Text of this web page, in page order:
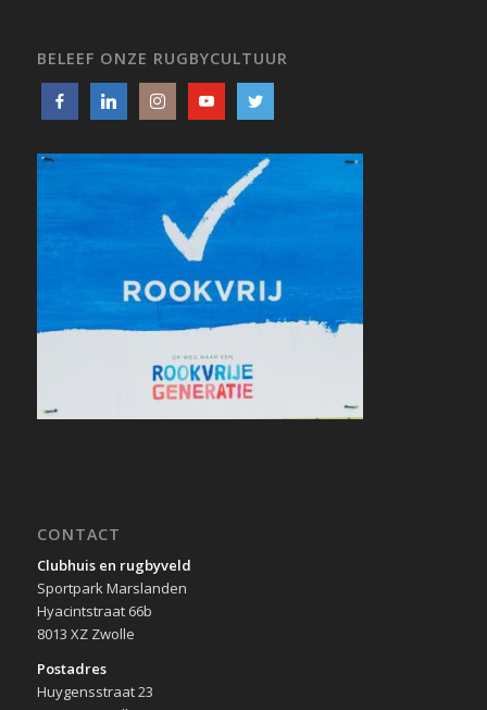
BELEEF ONZE RUGBYCULTUUR
CONTACT
Clubhuis en rugbyveld
Sportpark Marslanden
Hyacintstraat 66b
8013 XZ Zwolle
Postadres
Huygensstraat 23